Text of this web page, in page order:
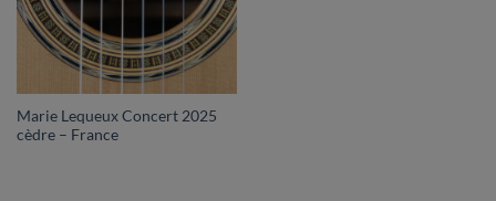
Marie Lequeux Concert 2025
cèdre – France